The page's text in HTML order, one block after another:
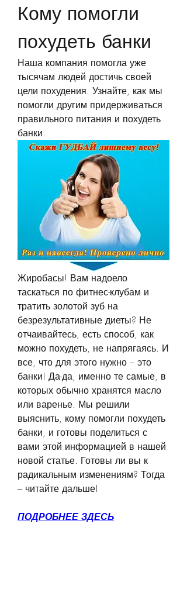
Кому помогли
похудеть банки
Наша компания помогла уже
тысячам людей достичь своей
цели похудения. Узнайте, как мы
помогли другим придерживаться
правильного питания и похудеть
банки.
Жиробасы! Вам надоело
таскаться по фитнес-клубам и
тратить золотой зуб на
безрезультативные диеты? Не
отчаивайтесь, есть способ, как
можно похудеть, не напрягаясь. И
все, что для этого нужно – это
банки! Да-да, именно те самые, в
которых обычно хранятся масло
или варенье. Мы решили
выяснить, кому помогли похудеть
банки, и готовы поделиться с
вами этой информацией в нашей
новой статье. Готовы ли вы к
радикальным изменениям? Тогда
– читайте дальше!
ПОДРОБНЕЕ ЗДЕСЬ